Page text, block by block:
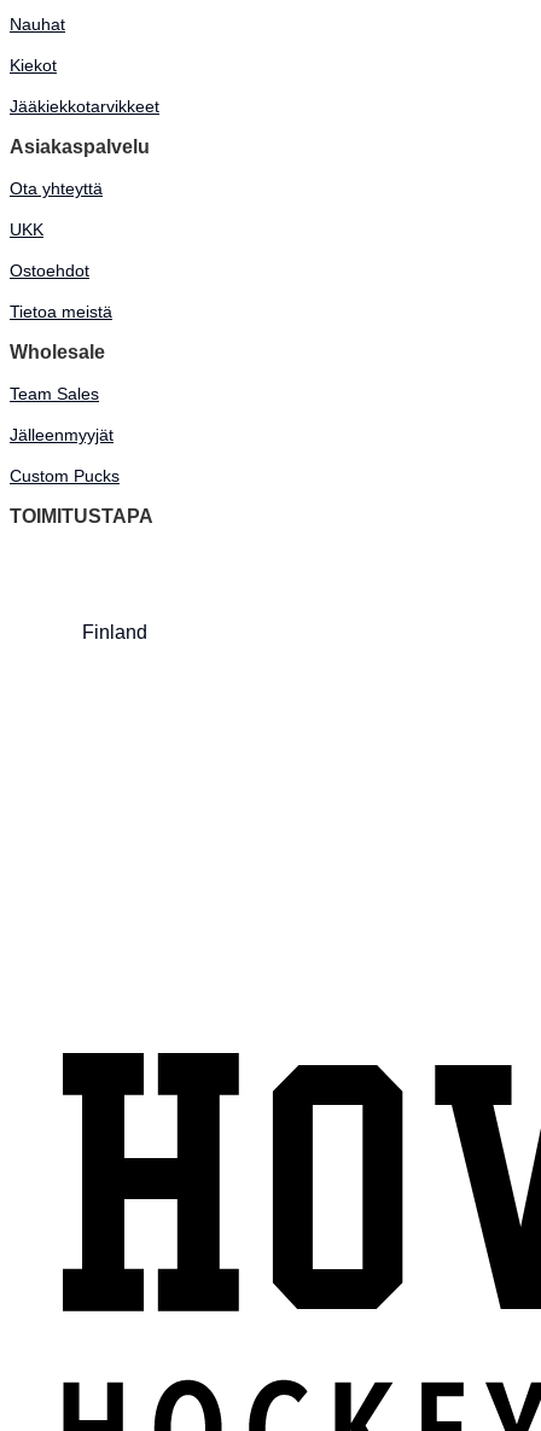
Nauhat
Kiekot
Jääkiekkotarvikkeet
Asiakaspalvelu
Ota yhteyttä
UKK
Ostoehdot
Tietoa meistä
Wholesale
Team Sales
Jälleenmyyjät
Custom Pucks
TOIMITUSTAPA
Finland